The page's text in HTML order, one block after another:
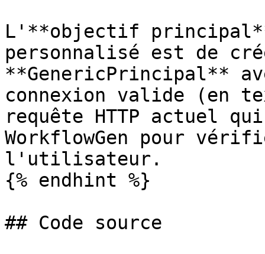
L'**objectif principal**
personnalisé est de
**GenericPrincipal**
connexion valide (en
requête HTTP actuel
WorkflowGen pour
l'utilisateur.
{% endhint %}
## Code source